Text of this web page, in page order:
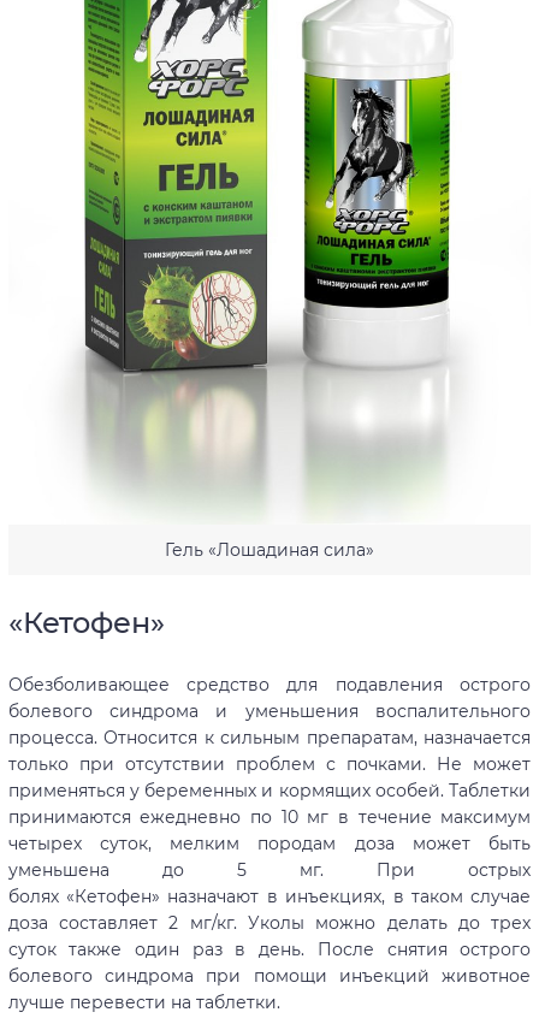
Гель «Лошадиная сила»
«Кетофен»
Обезболивающее средство для подавления острого
болевого синдрома и уменьшения воспалительного
процесса. Относится к сильным препаратам, назначается
только при отсутствии проблем с почками. Не может
применяться у беременных и кормящих особей. Таблетки
принимаются ежедневно по 10 мг в течение максимум
четырех суток, мелким породам доза может быть
уменьшена до 5 мг. При острых
болях «Кетофен» назначают в инъекциях, в таком случае
доза составляет 2 мг/кг. Уколы можно делать до трех
суток также один раз в день. После снятия острого
болевого синдрома при помощи инъекций животное
лучше перевести на таблетки.